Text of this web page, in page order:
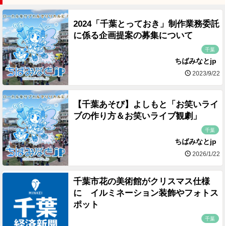
2024「千葉とっておき」制作業務委託
に係る企画提案の募集について
千葉
ちばみなとjp
2023/9/22
【千葉あそび】よしもと「お笑いライ
ブの作り方＆お笑いライブ観劇」
千葉
ちばみなとjp
2026/1/22
千葉市花の美術館がクリスマス仕様
に イルミネーション装飾やフォトス
ポット
千葉